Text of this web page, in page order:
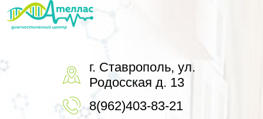
г. Ставрополь, ул.
Родосская д. 13
8(962)403-83-21